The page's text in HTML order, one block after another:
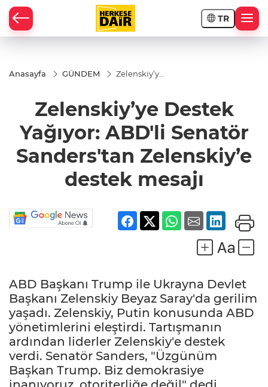
TR
Anasayfa GÜNDEM
Zelenskiy’ye
ABD'li
Senatör
Sanders'tan
Zelenskiy’e
destek
mesajı
Zelenskiy’ye Destek
Yağıyor: ABD'li Senatör
Sanders'tan Zelenskiy’e
destek mesajı
ABD Başkanı Trump ile Ukrayna Devlet
Başkanı Zelenskiy Beyaz Saray'da gerilim
yaşadı. Zelenskiy, Putin konusunda ABD
yönetimlerini eleştirdi. Tartışmanın
ardından liderler Zelenskiy'e destek
verdi. Senatör Sanders, "Üzgünüm
Başkan Trump. Biz demokrasiye